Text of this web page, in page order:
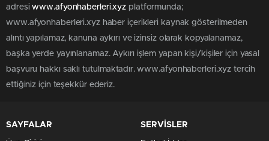
adresiwww.afyonhaberleri.xyz platformunda;
www.afyonhaberleri.xyz haber içerikleri kaynak gösterilmeden
alıntı yapılamaz, kanuna aykırı ve izinsiz olarak kopyalanamaz,
başka yerde yayınlanamaz. Aykırı işlem yapan kişi/kişiler için yasal
başvuru hakkı saklı tutulmaktadır. www.afyonhaberleri.xyz tercih
ettiğiniz için teşekkür ederiz.
SAYFALAR SERVİSLER